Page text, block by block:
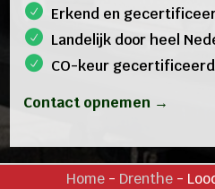
Erkend en
Landelijk door heel
CO-keur gecertificeerd
Contact opnemen →
Home- Drenthe-